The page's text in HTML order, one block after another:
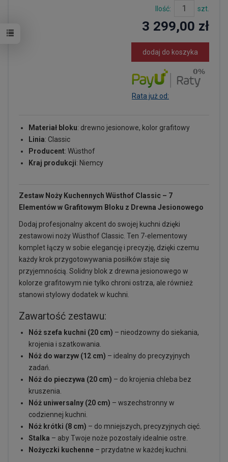
Ilość: szt.
3 299,00 zł
dodaj do koszyka
Rata już od:
Materiał bloku: drewno jesionowe, kolor grafitowy
Linia: Classic
Producent: Wüsthof
Kraj produkcji: Niemcy
Zestaw Noży Kuchennych Wüsthof Classic – 7
Elementów w Grafitowym Bloku z Drewna Jesionowego
Dodaj profesjonalny akcent do swojej kuchni dzięki
zestawowi noży Wüsthof Classic. Ten 7-elementowy
komplet łączy w sobie elegancję i precyzję, dzięki czemu
każdy krok przygotowywania posiłków staje się
przyjemnością. Solidny blok z drewna jesionowego w
kolorze grafitowym nie tylko chroni ostrza, ale również
stanowi stylowy dodatek w kuchni.
Zawartość zestawu:
Nóż szefa kuchni (20 cm) – nieodzowny do siekania,
krojenia i szatkowania.
Nóż do warzyw (12 cm) – idealny do precyzyjnych
zadań.
Nóż do pieczywa (20 cm) – do krojenia chleba bez
kruszenia.
Nóż uniwersalny (20 cm) – wszechstronny w
codziennej kuchni.
Nóż krótki (8 cm) – do mniejszych, precyzyjnych cięć.
Stalka – aby Twoje noże pozostały idealnie ostre.
Nożyczki kuchenne – przydatne w każdej kuchni.